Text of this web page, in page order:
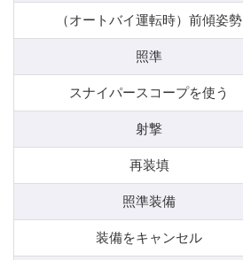
（オートバイ運転時）前傾姿勢
照準
スナイパースコープを使う
射撃
再装填
照準装備
装備をキャンセル